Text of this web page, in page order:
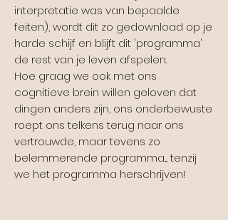
interpretatie was van bepaalde
feiten), wordt dit zo gedownload op je
harde schijf en blijft dit 'programma'
de rest van je leven afspelen.
Hoe graag we ook met ons
cognitieve brein willen geloven dat
dingen anders zijn, ons onderbewuste
roept ons telkens terug naar ons
vertrouwde, maar tevens zo
belemmerende programma.... tenzij
we het programma herschrijven!